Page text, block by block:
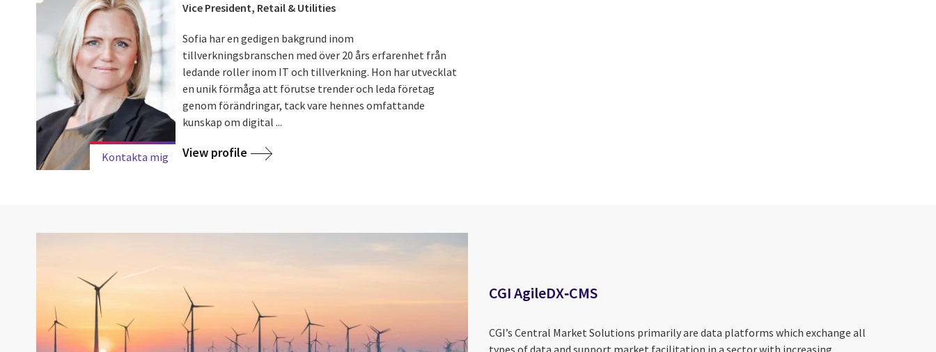
Kontakta mig
Vice President, Retail & Utilities
Sofia har en gedigen bakgrund inom
tillverkningsbranschen med över 20 års erfarenhet från
ledande roller inom IT och tillverkning. Hon har utvecklat
en unik förmåga att förutse trender och leda företag
genom förändringar, tack vare hennes omfattande
kunskap om digital ...
View profile
CGI AgileDX‑CMS
CGI’s Central Market Solutions primarily are data platforms which exchange all